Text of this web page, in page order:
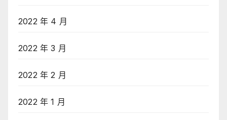
2022 年 4 月
2022 年 3 月
2022 年 2 月
2022 年 1 月